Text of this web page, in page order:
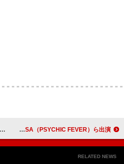
Crystal Kayの誕生日パーティー、EXILE SHOKICHI／SWAY／JIMMY＆WEESA（PSYCHIC FEVER）ら出演
RELATED NEWS